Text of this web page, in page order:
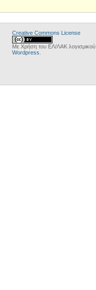
Creative Commons License
Με Χρήση του ΕΛ/ΛΑΚ λογισμικού
Wordpress